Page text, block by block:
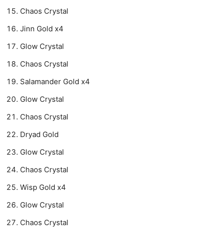
Chaos Crystal
Jinn Gold x4
Glow Crystal
Chaos Crystal
Salamander Gold x4
Glow Crystal
Chaos Crystal
Dryad Gold
Glow Crystal
Chaos Crystal
Wisp Gold x4
Glow Crystal
Chaos Crystal